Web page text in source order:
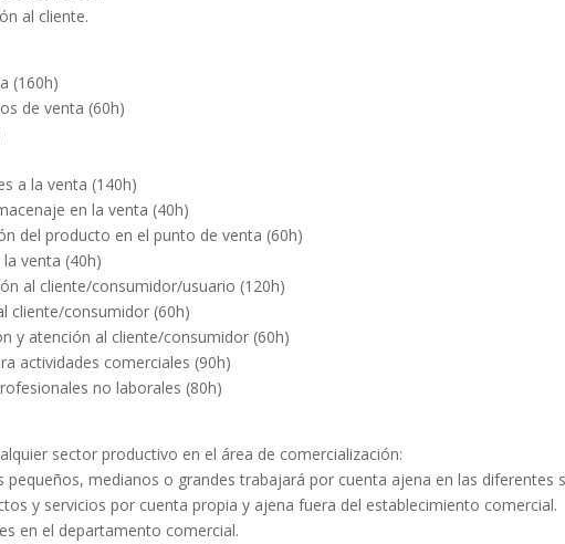
al cliente.
(160h)
de venta (60h)
a la venta (140h)
en la venta (40h)
del producto en el punto de venta (60h)
venta (40h)
al cliente/consumidor/usuario (120h)
cliente/consumidor (60h)
y atención al cliente/consumidor (60h)
actividades comerciales (90h)
no laborales (80h)
sector productivo en el área de comercialización:
pequeños, medianos o grandes trabajará por cuenta ajena en las diferentes
y servicios por cuenta propia y ajena fuera del establecimiento comercial.
en el departamento comercial.